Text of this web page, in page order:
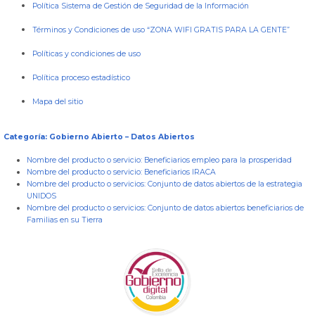
Política Sistema de Gestión de Seguridad de la Información
Términos y Condiciones de uso “ZONA WIFI GRATIS PARA LA GENTE”
Políticas y condiciones de uso
Política proceso estadístico
Mapa del sitio
Categoría: Gobierno Abierto – Datos Abiertos
Nombre del producto o servicio: Beneficiarios empleo para la prosperidad
Nombre del producto o servicio: Beneficiarios IRACA
Nombre del producto o servicios: Conjunto de datos abiertos de la estrategia
UNIDOS
Nombre del producto o servicios: Conjunto de datos abiertos beneficiarios de
Familias en su Tierra